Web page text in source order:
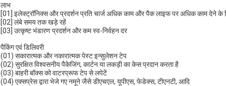
लाभ
[01] इलेक्ट्रॉनिक्स और प्रदर्शन प्रति चार्ज अधिक काम और पैक लाइफ पर अधिक काम देने के
[02] लंबे समय तक खड़े रहें
[03] उत्कृष्ट भंडारण प्रदर्शन और कम स्व-निर्वहन दर
पैकिंग एवं डिलिवरी
(01) सकारात्मक और नकारात्मक पेस्ट इन्सुलेशन टेप
(02) सुरक्षित विश्वसनीय पैकेजिंग, कार्टन या लकड़ी का केस प्रदान करता है
(03) बाहरी बॉक्स को वाटरप्रूफ टेप से लपेटें
(04) एक्सप्रेस द्वारा भेजे गए नमूने जैसे डीएचएल, यूपीएस, फेडेक्स, टीएनटी, आदि